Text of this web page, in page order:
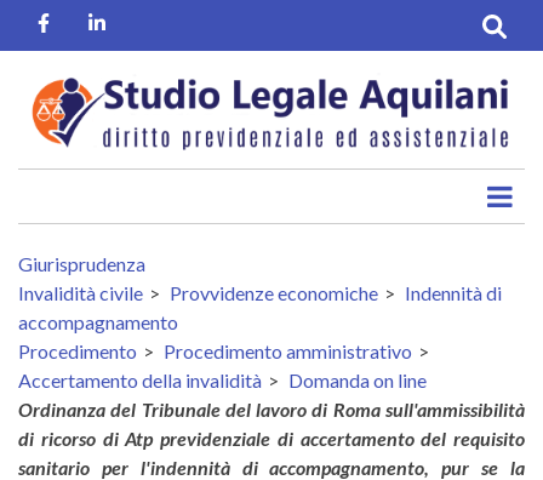
contenuto
principale
FacebookLinkedin
Giurisprudenza
Invalidità civile
Provvidenze economiche
Indennità di
accompagnamento
Procedimento
Procedimento amministrativo
Accertamento della invalidità
Domanda on line
Ordinanza del Tribunale del lavoro di Roma sull'ammissibilità
di ricorso di Atp previdenziale di accertamento del requisito
sanitario per l'indennità di accompagnamento, pur se la